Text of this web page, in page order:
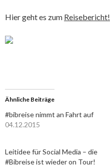
Hier geht es zum Reisebericht!
Ähnliche Beiträge
#bibreise nimmt an Fahrt auf
04.12.2015
Leitidee für Social Media – die
#Bibreise ist wieder on Tour!